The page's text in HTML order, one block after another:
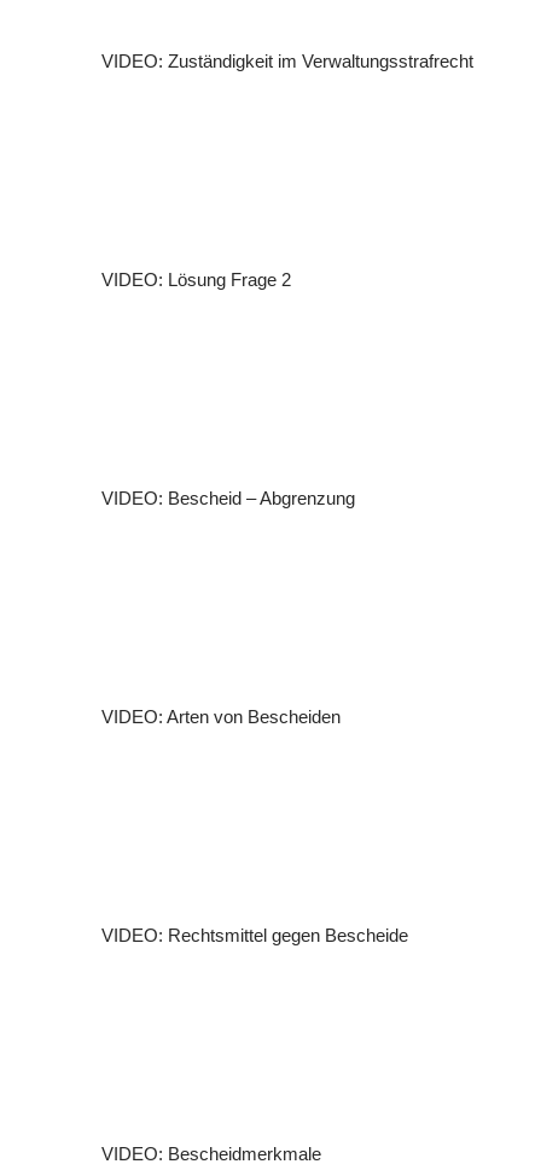
VIDEO: Zuständigkeit im Verwaltungsstrafrecht
VIDEO: Lösung Frage 2
VIDEO: Bescheid – Abgrenzung
VIDEO: Arten von Bescheiden
VIDEO: Rechtsmittel gegen Bescheide
VIDEO: Bescheidmerkmale